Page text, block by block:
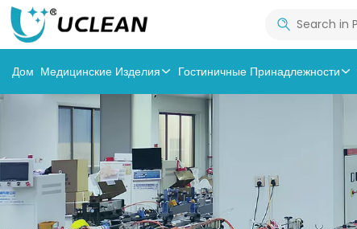
Дом Медицинские Изделия Гостиничные Принадлежности